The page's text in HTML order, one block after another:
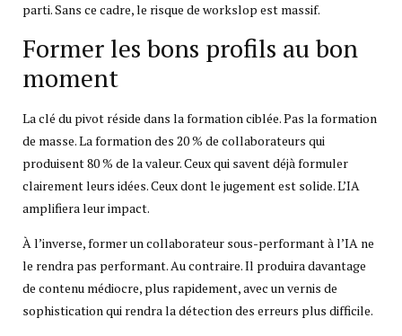
parti. Sans ce cadre, le risque de workslop est massif.
Former les bons profils au bon
moment
La clé du pivot réside dans la formation ciblée. Pas la formation
de masse. La formation des 20 % de collaborateurs qui
produisent 80 % de la valeur. Ceux qui savent déjà formuler
clairement leurs idées. Ceux dont le jugement est solide. L’IA
amplifiera leur impact.
À l’inverse, former un collaborateur sous-performant à l’IA ne
le rendra pas performant. Au contraire. Il produira davantage
de contenu médiocre, plus rapidement, avec un vernis de
sophistication qui rendra la détection des erreurs plus difficile.